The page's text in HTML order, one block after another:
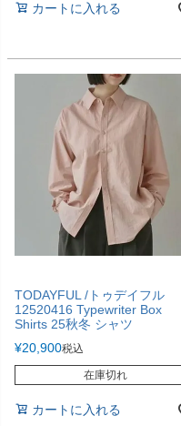
カートに入れる
TODAYFUL /トゥデイフル
12520416 Typewriter Box
Shirts 25秋冬 シャツ
¥20,900税込
在庫切れ
カートに入れる